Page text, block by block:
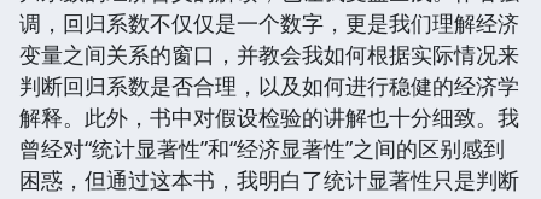
调，回归系数不仅仅是一个数字，更是我们理解经济
变量之间关系的窗口，并教会我如何根据实际情况来
判断回归系数是否合理，以及如何进行稳健的经济学
解释。此外，书中对假设检验的讲解也十分细致。我
曾经对“统计显著性”和“经济显著性”之间的区别感到
困惑，但通过这本书，我明白了统计显著性只是判断